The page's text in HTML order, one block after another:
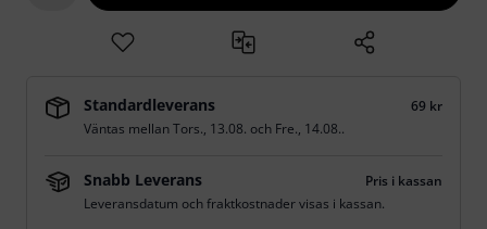
Standardleverans
69 kr
Väntas mellanTors., 13.08. och Fre., 14.08..
Snabb Leverans
Pris i kassan
Leveransdatum och fraktkostnader visas i kassan.